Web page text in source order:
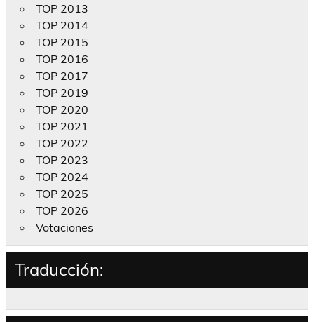
TOP 2013
TOP 2014
TOP 2015
TOP 2016
TOP 2017
TOP 2019
TOP 2020
TOP 2021
TOP 2022
TOP 2023
TOP 2024
TOP 2025
TOP 2026
Votaciones
Traducción: